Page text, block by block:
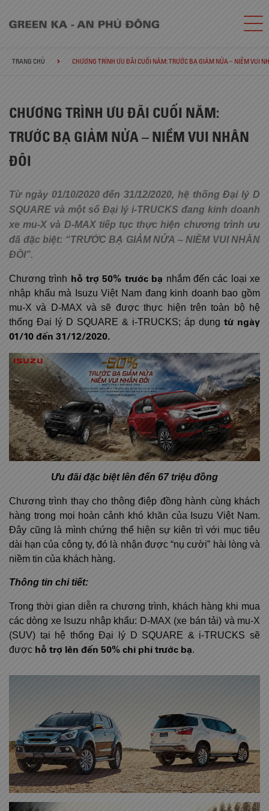
TRANG CHỦ CHƯƠNG TRÌNH ƯU ĐÃI CUỐI NĂM: TRƯỚC BẠ GIẢM NỬA – NIỀM VUI
CHƯƠNG TRÌNH ƯU ĐÃI CUỐI NĂM:
TRƯỚC BẠ GIẢM NỬA – NIỀM VUI NHÂN
ĐÔI
Từ ngày 01/10/2020 đến 31/12/2020, hệ thống Đại lý D
SQUARE và một số Đại lý i-TRUCKS đang kinh doanh
xe mu-X và D-MAX tiếp tục thực hiện chương trình ưu
đã đặc biệt: “TRƯỚC BẠ GIẢM NỬA – NIỀM VUI NHÂN
ĐÔI”.
Chương trình hỗ trợ 50% trước bạ nhắm đến các loại xe
nhập khẩu mà Isuzu Việt Nam đang kinh doanh bao gồm
mu-X và D-MAX và sẽ được thực hiện trên toàn bộ hệ
thống Đại lý D SQUARE & i-TRUCKS; áp dụng từ ngày
01/10 đến 31/12/2020.
Ưu đãi đặc biệt lên đến 67 triệu đồng
Chương trình thay cho thông điệp đồng hành cùng khách
hàng trong mọi hoàn cảnh khó khăn của Isuzu Việt Nam.
Đây cũng là mình chứng thể hiện sự kiên trì với mục tiêu
dài hạn của công ty, đó là nhận được “nụ cười” hài lòng và
niềm tin của khách hàng.
Thông tin chi tiết:
Trong thời gian diễn ra chương trình, khách hàng khi mua
các dòng xe Isuzu nhập khẩu: D-MAX (xe bán tải) và mu-X
(SUV) tại hệ thống Đại lý D SQUARE & i-TRUCKS sẽ
được hỗ trợ lên đến 50% chi phí trước bạ.